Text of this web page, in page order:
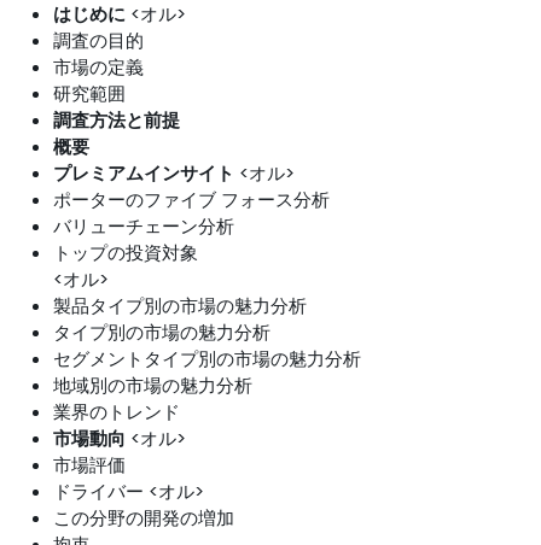
はじめに <オル>
調査の目的
市場の定義
研究範囲
調査方法と前提
概要
プレミアムインサイト <オル>
ポーターのファイブ フォース分析
バリューチェーン分析
トップの投資対象
<オル>
製品タイプ別の市場の魅力分析
タイプ別の市場の魅力分析
セグメントタイプ別の市場の魅力分析
地域別の市場の魅力分析
業界のトレンド
市場動向 <オル>
市場評価
ドライバー <オル>
この分野の開発の増加